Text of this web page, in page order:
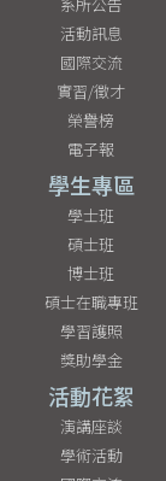
活動訊息
國際交流
實習/徵才
榮譽榜
電子報
學生專區
學士班
碩士班
博士班
碩士在職專班
學習護照
獎助學金
活動花絮
演講座談
學術活動